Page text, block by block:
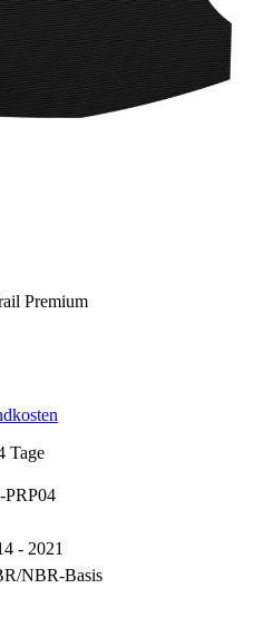
Tage
PRP04
- 2021
NBR-Basis